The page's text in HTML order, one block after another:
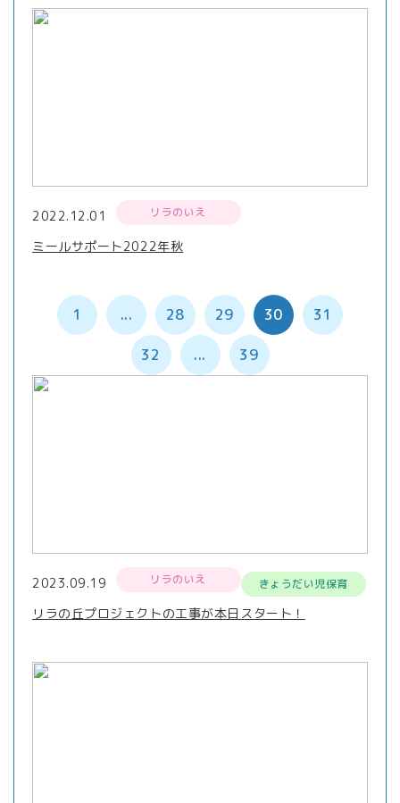
2022.12.01 リラのいえ
ミールサポート2022年秋
1 ... 28 29 30 31
32 ... 39
2023.09.19 リラのいえ きょうだい児保育
リラの丘プロジェクトの工事が本日スタート！